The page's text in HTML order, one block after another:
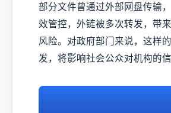
部分文件曾通过外部网盘传输
效管控，外链被多次转发，带
风险。对政府部门来说，这样
发，将影响社会公众对机构的信